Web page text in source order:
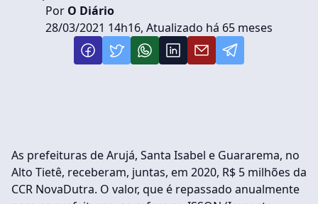
Por O Diário
28/03/2021 14h16, Atualizado há 65 meses
As prefeituras de Arujá, Santa Isabel e Guararema, no
Alto Tietê, receberam, juntas, em 2020, R$ 5 milhões da
CCR NovaDutra. O valor, que é repassado anualmente